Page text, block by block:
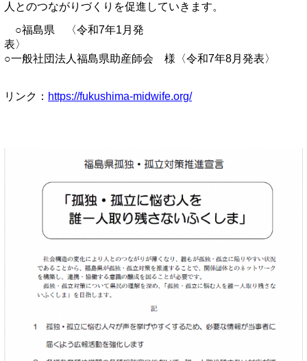
人とのつながりづくりを促進していきます。
○福島県 〈令和7年1月発
表
○一般社団法人福島県助産師会 様〈令和7年8月発表〉
リンク： https://fukushima-midwife.org/